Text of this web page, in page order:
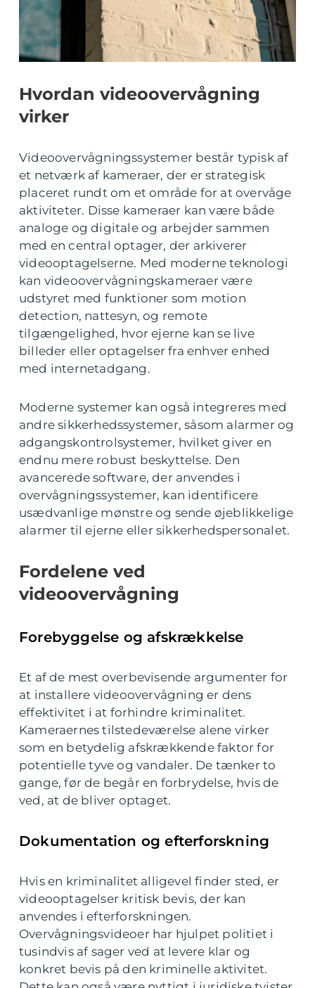
Hvordan videoovervågning
virker
Videoovervågningssystemer består typisk af
et netværk af kameraer, der er strategisk
placeret rundt om et område for at overvåge
aktiviteter. Disse kameraer kan være både
analoge og digitale og arbejder sammen
med en central optager, der arkiverer
videooptagelserne. Med moderne teknologi
kan videoovervågningskameraer være
udstyret med funktioner som motion
detection, nattesyn, og remote
tilgængelighed, hvor ejerne kan se live
billeder eller optagelser fra enhver enhed
med internetadgang.
Moderne systemer kan også integreres med
andre sikkerhedssystemer, såsom alarmer og
adgangskontrolsystemer, hvilket giver en
endnu mere robust beskyttelse. Den
avancerede software, der anvendes i
overvågningssystemer, kan identificere
usædvanlige mønstre og sende øjeblikkelige
alarmer til ejerne eller sikkerhedspersonalet.
Fordelene ved
videoovervågning
Forebyggelse og afskrækkelse
Et af de mest overbevisende argumenter for
at installere videoovervågning er dens
effektivitet i at forhindre kriminalitet.
Kameraernes tilstedeværelse alene virker
som en betydelig afskrækkende faktor for
potentielle tyve og vandaler. De tænker to
gange, før de begår en forbrydelse, hvis de
ved, at de bliver optaget.
Dokumentation og efterforskning
Hvis en kriminalitet alligevel finder sted, er
videooptagelser kritisk bevis, der kan
anvendes i efterforskningen.
Overvågningsvideoer har hjulpet politiet i
tusindvis af sager ved at levere klar og
konkret bevis på den kriminelle aktivitet.